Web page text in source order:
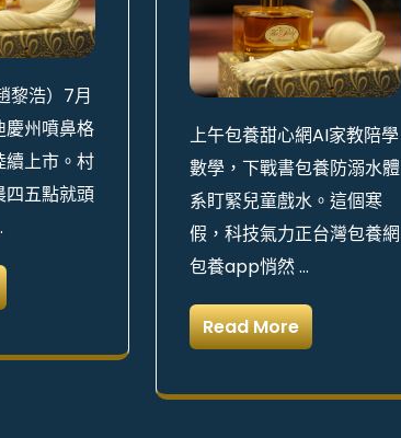
黎浩）7月
慶州噴鼻格
續上市。村
四五點就頭
上午包養甜心網AI家教陪學
數學，下戰書包養防溺水體
系盯緊兒童戲水。這個寒
假，科技氣力正台灣包養網
包養app悄然 …
Read More